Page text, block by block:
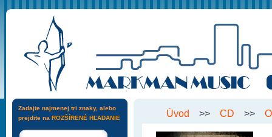
Úvod >> CD >>
Zadajte najmenej tri znaky, alebo
prejdite na ROZŠÍRENÉ HĽADANIE